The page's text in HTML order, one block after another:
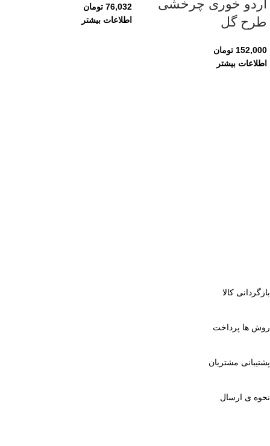
اردو خوری چرخشی
طرح گل
152,000 تومان
اطلاعات بیشتر
76,032 تومان
اطلاعات بیشتر
بازگردانی کالا
روش ها پرداخت
پشتیبانی مشتریان
نحوه ی ارسال